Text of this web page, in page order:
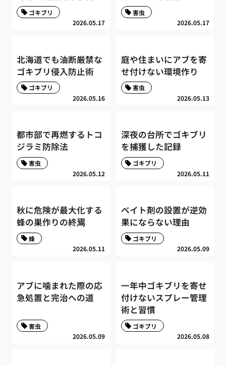
2026.05.17
ゴキブリ
2026.05.17
害虫
北海道でも油断厳禁な
ゴキブリ侵入防止術
2026.05.16
ゴキブリ
庭や住まいにアブを寄
せ付けない環境作り
2026.05.13
害虫
都市部で再燃するトコ
ジラミ防除法
2026.05.12
害虫
深夜の台所でゴキブリ
を捕獲した記録
2026.05.11
ゴキブリ
秋に危険が最大化する
蜂の巣作りの終焉
2026.05.11
蜂
ベイト剤の設置が逆効
果にならない理由
2026.05.09
ゴキブリ
アブに噛まれた際の応
急処置と完治への道
2026.05.09
害虫
一年中ゴキブリを寄せ
付けないスプレー管理
術と習慣
2026.05.08
ゴキブリ